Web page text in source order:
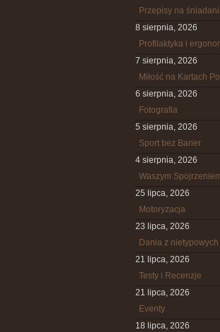
Przepisy na
8 sierpnia, 2026
Profilaktyka i
7 sierpnia, 2026
Miłość na Kartach
6 sierpnia, 2026
Fotografia
5 sierpnia, 2026
Sport bez Barier
4 sierpnia, 2026
Waszym
25 lipca, 2026
Motoryzacja
23 lipca, 2026
Dania z
21 lipca, 2026
Testy i Recenzje
21 lipca, 2026
Eventy
18 lipca, 2026